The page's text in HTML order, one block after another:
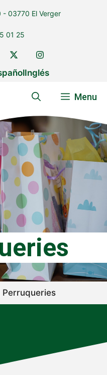
- 03770 El Verger
01 25
Inglés
Menu
Perruqueries